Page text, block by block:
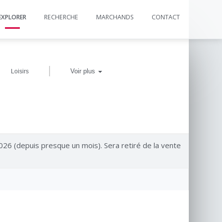
RECHERCHE MARCHANDS CONTACT
Loisirs | Voir plus
(depuis presque un mois). Sera retiré de la vente